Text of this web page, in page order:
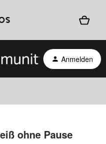
Anmelden
ohne Pause